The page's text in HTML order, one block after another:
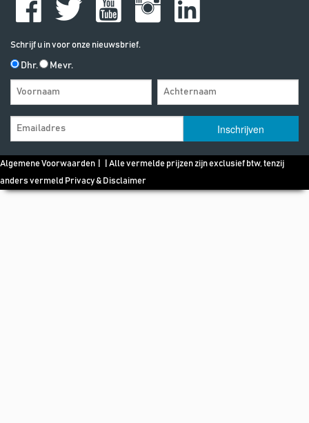
Schrijf u in voor onze nieuwsbrief.
Dhr. Mevr.
Algemene Voorwaarden | | Alle vermelde prijzen zijn exclusief btw, tenzij
anders vermeld Privacy & Disclaimer